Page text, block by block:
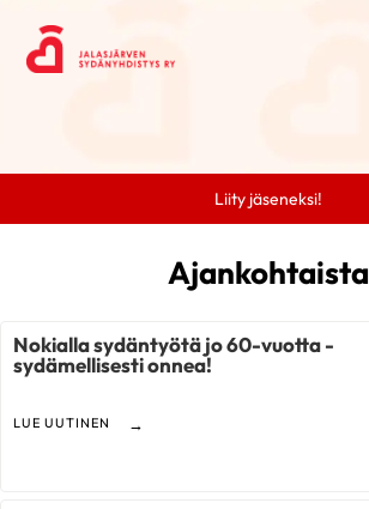
Liity jäseneksi!
Ajankohtaista
Nokialla sydäntyötä jo 60-vuotta -
sydämellisesti onnea!
LUE UUTINEN